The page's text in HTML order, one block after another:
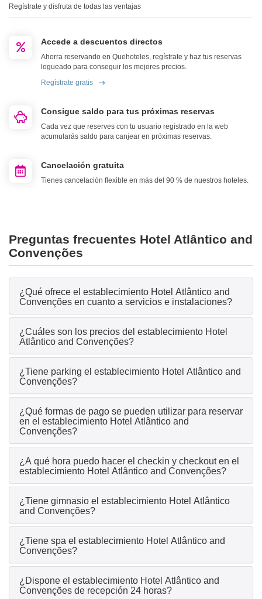
Regístrate y disfruta de todas las ventajas
Accede a descuentos directos
Ahorra reservando en Quehoteles, regístrate y haz tus reservas
logueado para conseguir los mejores precios.
Regístrate gratis
Consigue saldo para tus próximas reservas
Cada vez que reserves con tu usuario registrado en la web
acumularás saldo para canjear en próximas reservas.
Cancelación gratuita
Tienes cancelación flexible en más del 90 % de nuestros hoteles.
Preguntas frecuentes Hotel Atlântico and
Convenções
¿Qué ofrece el establecimiento Hotel Atlântico and
Convenções en cuanto a servicios e instalaciones?
¿Cuáles son los precios del establecimiento Hotel
Atlântico and Convenções?
¿Tiene parking el establecimiento Hotel Atlântico and
Convenções?
¿Qué formas de pago se pueden utilizar para reservar
en el establecimiento Hotel Atlântico and
Convenções?
¿A qué hora puedo hacer el checkin y checkout en el
establecimiento Hotel Atlântico and Convenções?
¿Tiene gimnasio el establecimiento Hotel Atlântico
and Convenções?
¿Tiene spa el establecimiento Hotel Atlântico and
Convenções?
¿Dispone el establecimiento Hotel Atlântico and
Convenções de recepción 24 horas?